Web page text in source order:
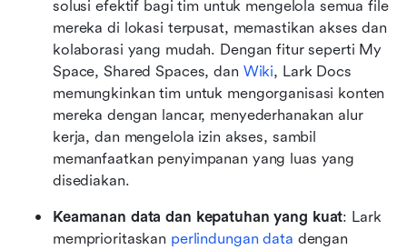
solusi efektif bagi tim untuk mengelola semua file
mereka di lokasi terpusat, memastikan akses dan
kolaborasi yang mudah. Dengan fitur seperti My
Space, Shared Spaces, dan Wiki, Lark Docs
memungkinkan tim untuk mengorganisasi konten
mereka dengan lancar, menyederhanakan alur
kerja, dan mengelola izin akses, sambil
memanfaatkan penyimpanan yang luas yang
disediakan.
Keamanan data dan kepatuhan yang kuat: Lark
memprioritaskan perlindungan data dengan